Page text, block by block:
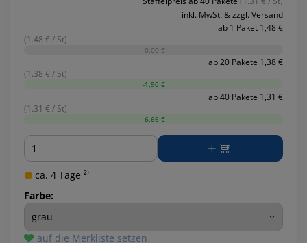
inkl. MwSt. & zzgl. Versand
ab 1 Paket 1,48 €
(1.48 € / St)
-0,00 €
ab 20 Pakete 1,38 €
(1.38 € / St)
-1,90 €
ab 40 Pakete 1,31 €
(1.31 € / St)
-6,66 €
Menge
ca. 4 Tage ²⁾
Farbe:
auf die Merkliste setzen